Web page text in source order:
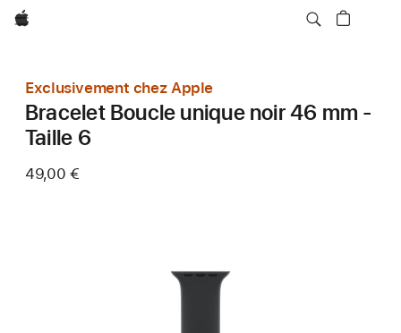
Apple
Exclusivement chez Apple
Bracelet Boucle unique noir 46 mm -
Taille 6
49,00 €